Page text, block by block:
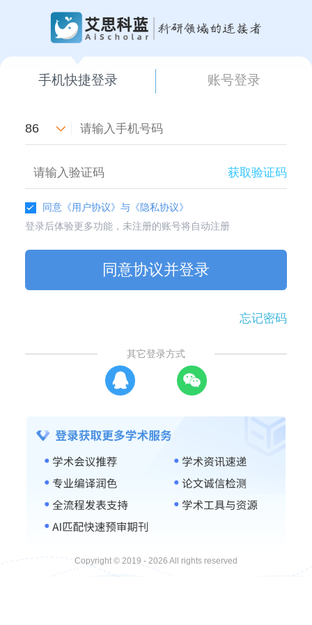
手机快捷登录 账号登录
86
获取验证码
同意 《用户协议》与 《隐私协议》
登录后体验更多功能，未注册的账号将自动注册
同意协议并登录
忘记密码
其它登录方式
Copyright © 2019 - 2026 All rights reserved